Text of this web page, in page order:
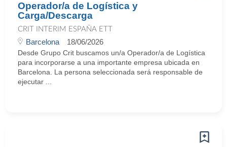
Operador/a de Logística y
Carga/Descarga
CRIT INTERIM ESPAÑA ETT
Barcelona 18/06/2026
Desde Grupo Crit buscamos un/a Operador/a de Logística
para incorporarse a una importante empresa ubicada en
Barcelona. La persona seleccionada será responsable de
ejecutar ...